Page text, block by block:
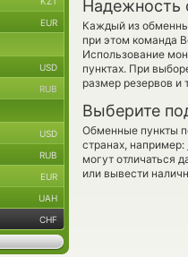
Надежность
Каждый из
при этом команда
Использование
пунктах. При
размер резервов и
Выберите
Обменные пункты
странах, например:
могут отличаться
или вывести
EUR
USD
RUB
USD
RUB
EUR
UAH
CHF